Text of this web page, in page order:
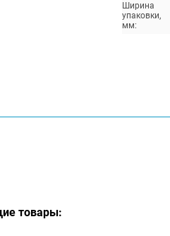
Ширина
упаковки,
мм:
товары: